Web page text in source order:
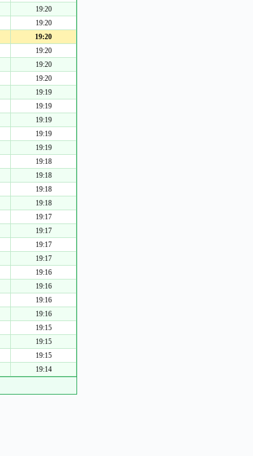
19:20
19:20
19:20
19:20
19:20
19:20
19:19
19:19
19:19
19:19
19:19
19:18
19:18
19:18
19:18
19:17
19:17
19:17
19:17
19:16
19:16
19:16
19:16
19:15
19:15
19:15
19:14